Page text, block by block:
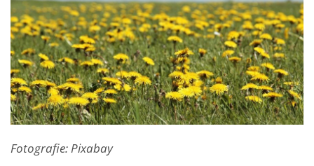
Fotografie: Pixabay